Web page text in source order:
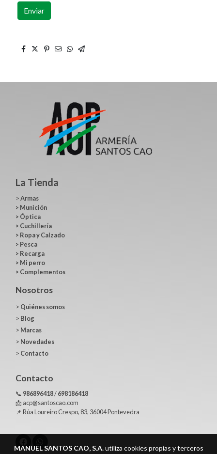
Enviar
La Tienda
>Armas
> Munición
> Óptica
> Cuchillería
> Ropa y Calzado
> Pesca
> Recarga
> Mi perro
> Complementos
Nosotros
> Quiénes somos
> Blog
> Marcas
> Novedades
> Contacto
Contacto
📞 986896418/698186418
📩 acp@santoscao.com
📌 Rúa Loureiro Crespo, 83, 36004 Pontevedra
MANUEL SANTOS CAO, S.A.utiliza cookies propias y terceros